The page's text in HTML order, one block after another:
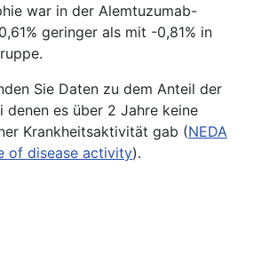
war in der Alemtuzumab-
geringer als mit -0,81% in
Sie Daten zu dem Anteil der
denen es über 2 Jahre keine
Krankheitsaktivität gab (NEDA
of disease activity).